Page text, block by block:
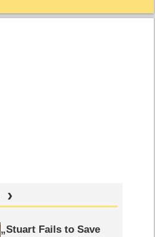
Stuart Fails to Save